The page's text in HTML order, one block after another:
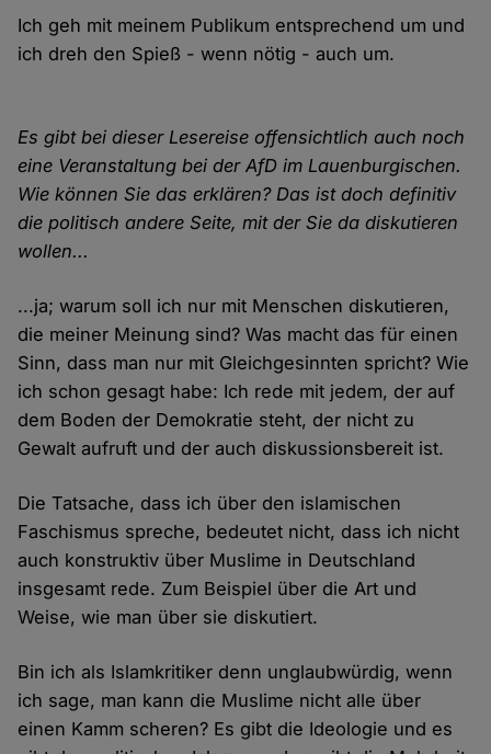
Ich geh mit meinem Publikum entsprechend um und
ich dreh den Spieß - wenn nötig - auch um.
Es gibt bei dieser Lesereise offensichtlich auch noch
eine Veranstaltung bei der AfD im Lauenburgischen.
Wie können Sie das erklären? Das ist doch definitiv
die politisch andere Seite, mit der Sie da diskutieren
wollen...
...ja; warum soll ich nur mit Menschen diskutieren,
die meiner Meinung sind? Was macht das für einen
Sinn, dass man nur mit Gleichgesinnten spricht? Wie
ich schon gesagt habe: Ich rede mit jedem, der auf
dem Boden der Demokratie steht, der nicht zu
Gewalt aufruft und der auch diskussionsbereit ist.
Die Tatsache, dass ich über den islamischen
Faschismus spreche, bedeutet nicht, dass ich nicht
auch konstruktiv über Muslime in Deutschland
insgesamt rede. Zum Beispiel über die Art und
Weise, wie man über sie diskutiert.
Bin ich als Islamkritiker denn unglaubwürdig, wenn
ich sage, man kann die Muslime nicht alle über
einen Kamm scheren? Es gibt die Ideologie und es